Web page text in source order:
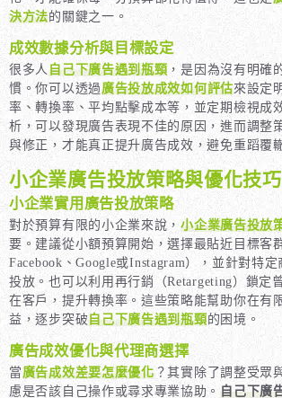
決方法的關鍵之一。
成效數據分析與目標設定
很多人自己下廣告遇到瓶頸 ，是因為沒有明確
慣。你可以透過廣告投放成效如何評估來設定
率、轉換率、平均點擊成本等，並定期檢視成
析，可以發現廣告表現不佳的原因，進而調整
與修正，才能真正提升廣告成效，避免重蹈覆
小企業廣告投放策略與優化技巧
小企業實用廣告投放策略
對於預算有限的小企業來說，小企業廣告投放
要。建議從小額預算開始，選擇最貼近目標客
Facebook、Google或Instagram），並針對特
投放。也可以利用再行銷（Retargeting）鎖定
在客戶，提升轉換率。這些策略能幫助你在有
益，逐步突破自己下廣告遇到瓶頸的困境。
廣告成效優化與代理商選擇
當廣告成效差要怎麼優化？其實除了調整受眾
慮是否該自己操作或尋求專業協助。自己下廣